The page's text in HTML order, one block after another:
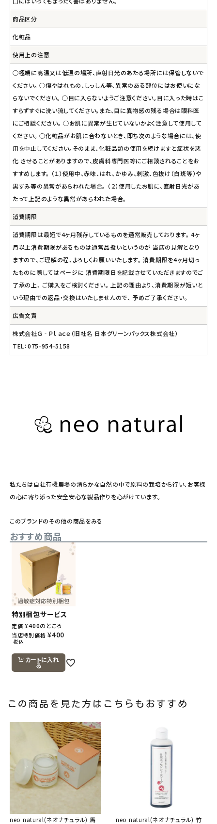
商品区分
化粧品
使用上の注意
○極端に高温又は低温の場所、直射日光のあたる場所には保管しないで
ください。 ○傷やはれもの、しっしん等、異常のある部位にはお使いにな
らないでください。 ○目に入らないようご注意ください。目に入った時はこ
すらずすぐに洗い流してください。また、目に異物感の残る場合は眼科医
にご相談ください。 ○お肌に異常が生じていないかよく注意して使用して
ください。 ○化粧品がお肌に合わないとき、即ち次のような場合には、使
用を中止してください。そのまま、化粧品類の使用を続けますと症状を悪
化 させることがありますので、皮膚科専門医等にご相談されることをお
すすめします。 （１）使用中、赤味、はれ、かゆみ、刺激、色抜け（白斑等）や
黒ずみ等の異常があらわれた場合。 （２）使用したお肌に、直射日光があ
たって上記のような異常があらわれた場合。
消費期限
消費期限は最短で4ヶ月残存しているものを通常販売しております。 4ヶ
月以上消費期限があるものは通常品扱いというのが 当店の見解となり
ますので、ご理解の程、よろしくお願いいたします。 消費期限を4ヶ月切っ
たものに際してはページに 消費期限日を記載させていただきますのでご
了承の上、 ご購入をご検討ください。 上記の理由より、消費期限が短いと
いう理由での返品・交換はいたしませんので、 予めご了承ください。
広告文責
株式会社Ｇ‐Ｐｌａｃｅ（旧社名 日本グリーンパックス株式会社）
TEL：075-954-5158
私たちは自社有機農場の清らかな自然の中で原料の栽培から行い、お客様
の心に寄り添った安全安心な製品作りを心がけています。
このブランドのその他の商品をみる
おすすめ商品
特別梱包サービス
定価 ¥400のところ
当店特別価格 ¥400
税込
カートに入れ
る
この商品を見た方はこちらもおすすめ
neo natural(ネオナチュラル) 馬
neo natural(ネオナチュラル) 竹